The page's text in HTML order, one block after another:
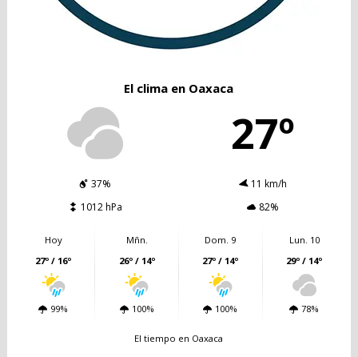
El clima en Oaxaca
27º
37%
11 km/h
1012 hPa
82%
Hoy
27º / 16º
99%
Mñn.
26º / 14º
100%
Dom. 9
27º / 14º
100%
Lun. 10
29º / 14º
78%
El tiempo en Oaxaca